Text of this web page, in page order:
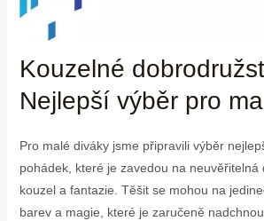
Kouzelné
Nejlepší výběr pro
Pro malé diváky jsme připravili výběr
pohádek, které je zavedou na neuvěřitelná
kouzel a fantazie. Těšit se mohou na
barev a magie, které je zaručeně